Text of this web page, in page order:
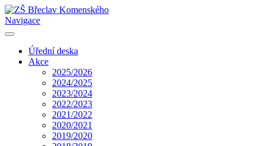
Navigace
Úřední deska
Akce
2025/2026
2024/2025
2023/2024
2022/2023
2021/2022
2020/2021
2019/2020